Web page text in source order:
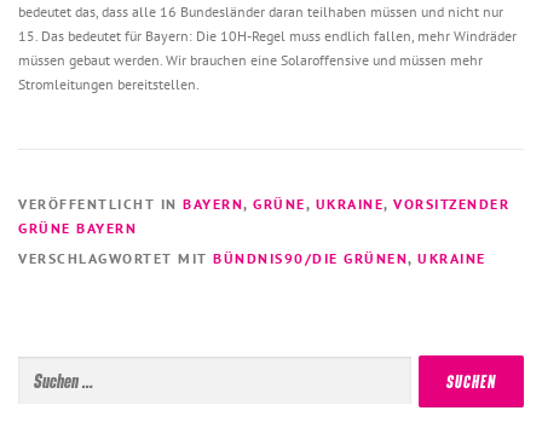
bedeutet das, dass alle 16 Bundesländer daran teilhaben müssen und nicht nur
15. Das bedeutet für Bayern: Die 10H-Regel muss endlich fallen, mehr Windräder
müssen gebaut werden. Wir brauchen eine Solaroffensive und müssen mehr
Stromleitungen bereitstellen.
VERÖFFENTLICHT IN BAYERN, GRÜNE, UKRAINE, VORSITZENDER
GRÜNE BAYERN
VERSCHLAGWORTET MIT BÜNDNIS90/DIE GRÜNEN, UKRAINE
nach: